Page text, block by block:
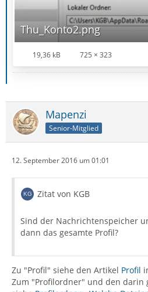
Thu_Konto2.png
19,36 kB 725 × 323
Mapenzi
Senior-Mitglied
12. September 2016 um 01:01
Zitat von KGB
Sind der Nachrichtenspeicher
dann das gesamte Profil?
Zu "Profil" siehe den Artikel Profil
Zum "Profilordner" und den darin